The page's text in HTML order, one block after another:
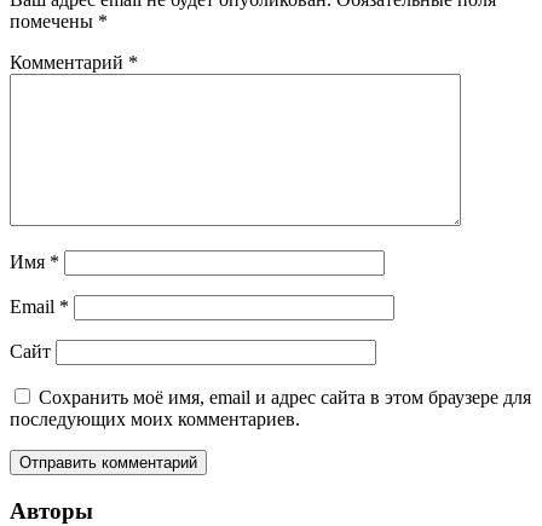
помечены *
Комментарий *
Имя *
Email *
Сайт
Сохранить моё имя, email и адрес сайта в этом браузере для
последующих моих комментариев.
Авторы